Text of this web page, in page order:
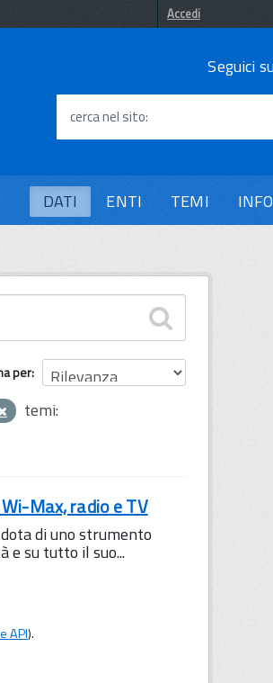
Accedi
Seguici
cerca nel sito
DATI ENTI TEMI
per
temi:
Max, radio e TV
di uno strumento
e su tutto il suo...
API).